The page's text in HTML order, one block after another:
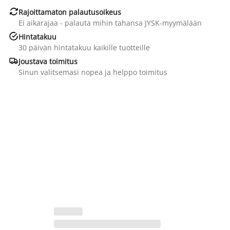
Rajoittamaton palautusoikeus
Ei aikarajaa - palauta mihin tahansa JYSK-myymälään
Hintatakuu
30 päivän hintatakuu kaikille tuotteille
Joustava toimitus
Sinun valitsemasi nopea ja helppo toimitus